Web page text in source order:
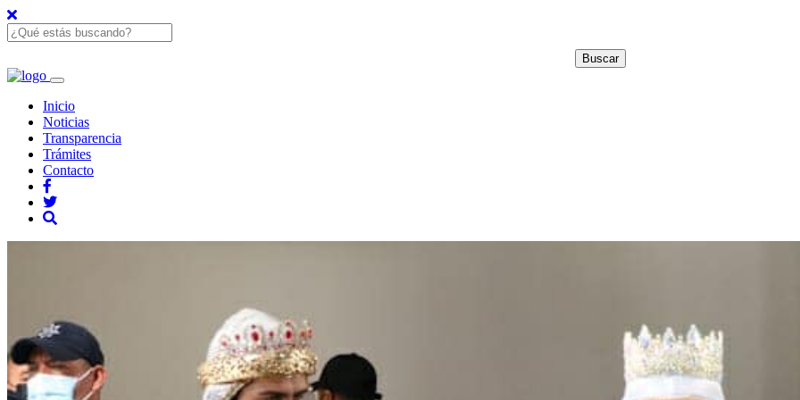
Inicio
Noticias
Transparencia
Trámites
Contacto